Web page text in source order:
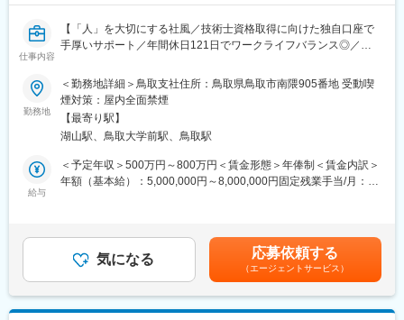
半年から1年かけて受注入力や在庫・入出庫の検品、配送などを通
じて商品知識を覚えて頂き、担当顧客を理解して頂くことからス
営業の基礎(訪問や提案の仕方)に関しても、外部講師の研修があり
ますので、未経験の方も安心して活躍できます！
その後は先輩社員に同行して、現場での営業を学びます。徐々に
担当顧客を持っていただき、将来的には約30~40社程度お任せし
■身につくスキル
■同社の営業について：
・東芝グループを掲げての営業になるため、他の照明器具や空調
機器を取り扱う代理店と比較しても営業しやすいです。
仕事内容
【「人」を大切にする社風／技術士資格取得に向けた独自口座で
手厚いサポート／年間休日121日でワークライフバランス◎／持
社】
■業務概要：
・地質調査にまつわるプロジェクトの計画立案
・土質・地盤調査、結果解析、報告書作成業務
上記を適性に応じてお任せいたします。
＼働く魅力／
・ベテランの先輩の方々が多い中、近年では若い後輩も多く入社
しており、部署を超えて気軽に相談できる風通しの良いフランク
な環境！
勤務地
＜勤務地詳細＞鳥取支社住所：鳥取県鳥取市南隈905番地 受動喫
煙対策：屋内全面禁煙
【最寄り駅】
湖山駅、鳥取大学前駅、鳥取駅
給与
＜予定年収＞500万円～800万円＜賃金形態＞年俸制＜賃金内訳＞
年額（基本給）：5,000,000円～8,000,000円固定残業手当/月：
年収は年齢とスキルに応じて最終決定いたします。■賞与：決算賞
与別途支給（3年連続支給実績あり）■昇給：年1回賃金はあくま
でも目安の金額であり、選考を通じて上下する可能性がありま
す。月給(月額)は固定手当を含めた表記です。
気になる 応募依頼する
（エージェントサービス）